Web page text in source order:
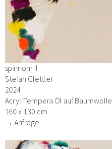
spinnom II
Stefan Glettler
2024
Acryl Tempera Öl auf Baumwolle
160 x 130 cm
→ Anfrage